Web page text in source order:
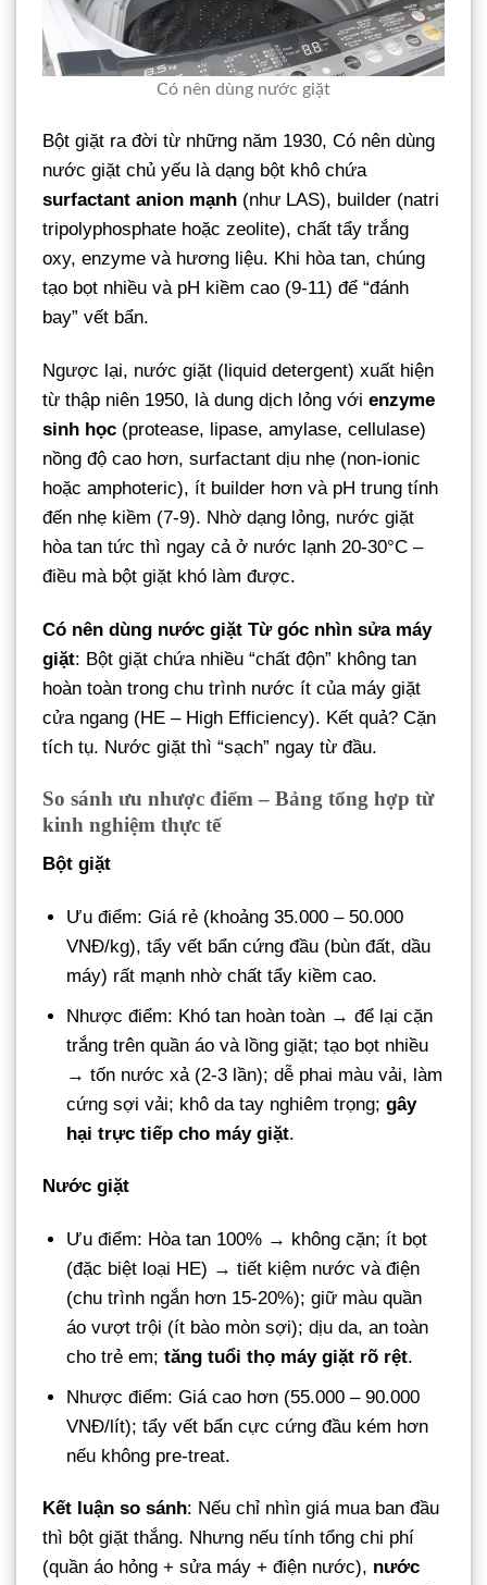
Có nên dùng nước giặt
Bột giặt ra đời từ những năm 1930, Có nên dùng
nước giặt chủ yếu là dạng bột khô chứa
surfactant anion mạnh (như LAS), builder (natri
tripolyphosphate hoặc zeolite), chất tẩy trắng
oxy, enzyme và hương liệu. Khi hòa tan, chúng
tạo bọt nhiều và pH kiềm cao (9-11) để “đánh
bay” vết bẩn.
Ngược lại, nước giặt (liquid detergent) xuất hiện
từ thập niên 1950, là dung dịch lỏng với enzyme
sinh học (protease, lipase, amylase, cellulase)
nồng độ cao hơn, surfactant dịu nhẹ (non-ionic
hoặc amphoteric), ít builder hơn và pH trung tính
đến nhẹ kiềm (7-9). Nhờ dạng lỏng, nước giặt
hòa tan tức thì ngay cả ở nước lạnh 20-30°C –
điều mà bột giặt khó làm được.
Có nên dùng nước giặt Từ góc nhìn sửa máy
giặt: Bột giặt chứa nhiều “chất độn” không tan
hoàn toàn trong chu trình nước ít của máy giặt
cửa ngang (HE – High Efficiency). Kết quả? Cặn
tích tụ. Nước giặt thì “sạch” ngay từ đầu.
So sánh ưu nhược điểm – Bảng tổng hợp từ
kinh nghiệm thực tế
Bột giặt
Ưu điểm: Giá rẻ (khoảng 35.000 – 50.000
VNĐ/kg), tẩy vết bẩn cứng đầu (bùn đất, dầu
máy) rất mạnh nhờ chất tẩy kiềm cao.
Nhược điểm: Khó tan hoàn toàn → để lại cặn
trắng trên quần áo và lồng giặt; tạo bọt nhiều
→ tốn nước xả (2-3 lần); dễ phai màu vải, làm
cứng sợi vải; khô da tay nghiêm trọng;gây
hại trực tiếp cho máy giặt.
Nước giặt
Ưu điểm: Hòa tan 100% → không cặn; ít bọt
(đặc biệt loại HE) → tiết kiệm nước và điện
(chu trình ngắn hơn 15-20%); giữ màu quần
áo vượt trội (ít bào mòn sợi); dịu da, an toàn
cho trẻ em;tăng tuổi thọ máy giặt rõ rệt.
Nhược điểm: Giá cao hơn (55.000 – 90.000
VNĐ/lít); tẩy vết bẩn cực cứng đầu kém hơn
nếu không pre-treat.
Kết luận so sánh: Nếu chỉ nhìn giá mua ban đầu
thì bột giặt thắng. Nhưng nếu tính tổng chi phí
(quần áo hỏng + sửa máy + điện nước), nước